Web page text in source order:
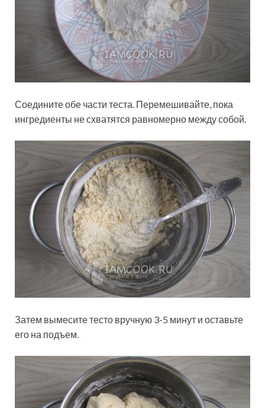
Соедините обе части теста. Перемешивайте, пока
ингредиенты не схватятся равномерно между собой.
Затем вымесите тесто вручную 3-5 минут и оставьте
его на подъем.